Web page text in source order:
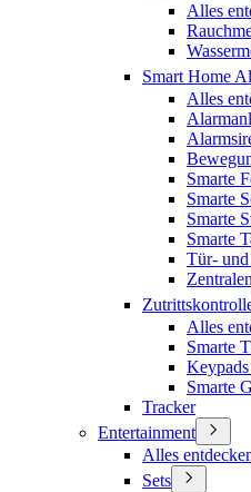
Alles
Smart Home
Alles
Smarte
Smarte
Smarte
Smarte
Tür- und
Zentralen
Alles
Smarte
Smarte
Tracker
Entertainment
Alles
Sets